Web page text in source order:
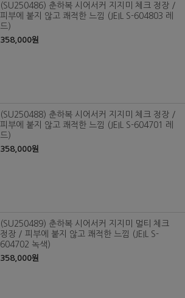
(SU250486) 춘하복 시어서커 지지미 체크 정장 /
피부에 붙지 않고 쾌적한 느낌 (JEIL S-604803 레
드)
358,000원
(SU250488) 춘하복 시어서커 지지미 체크 정장 /
피부에 붙지 않고 쾌적한 느낌 (JEIL S-604701 레
드)
358,000원
(SU250489) 춘하복 시어서커 지지미 멀티 체크
정장 / 피부에 붙지 않고 쾌적한 느낌 (JEIL S-
604702 녹색)
358,000원